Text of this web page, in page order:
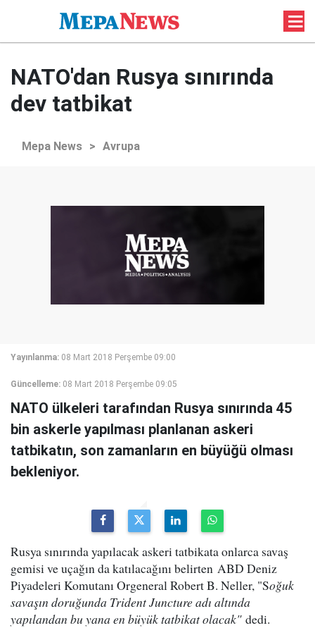
NATO'dan Rusya sınırında
dev tatbikat
Mepa News > Avrupa
Yayınlanma: 08 Mart 2018 Perşembe 09:00
Güncelleme: 08 Mart 2018 Perşembe 09:05
NATO ülkeleri tarafından Rusya sınırında 45
bin askerle yapılması planlanan askeri
tatbikatın, son zamanların en büyüğü olması
bekleniyor.
Rusya sınırında yapılacak askeri tatbikata onlarca savaş
gemisi ve uçağın da katılacağını belirten ABD Deniz
Piyadeleri Komutanı Orgeneral Robert B. Neller, "Soğuk
savaşın doruğunda Trident Juncture adı altında
yapılandan bu yana en büyük tatbikat olacak"dedi.